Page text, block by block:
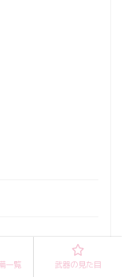
一覧 武器の見た目